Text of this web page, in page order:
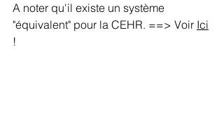
A noter qu'il existe un système
"équivalent" pour la CEHR. ==> Voir Ici
!